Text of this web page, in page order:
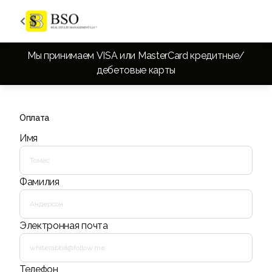

Мы принимаем VISA или MasterCard кредитные/
дебетовые карты
Оплата
Имя
Фамилия
Электронная почта
Телефон